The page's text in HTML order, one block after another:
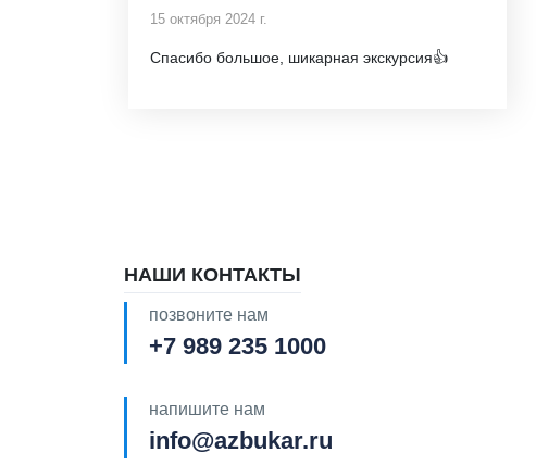
15 октября 2024 г.
Спасибо большое, шикарная экскурсия👍
НАШИ КОНТАКТЫ
позвоните нам
+7 989 235 1000
напишите нам
info@azbukar.ru